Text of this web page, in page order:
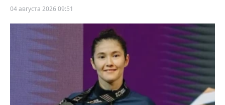
04 августа 2026 09:51